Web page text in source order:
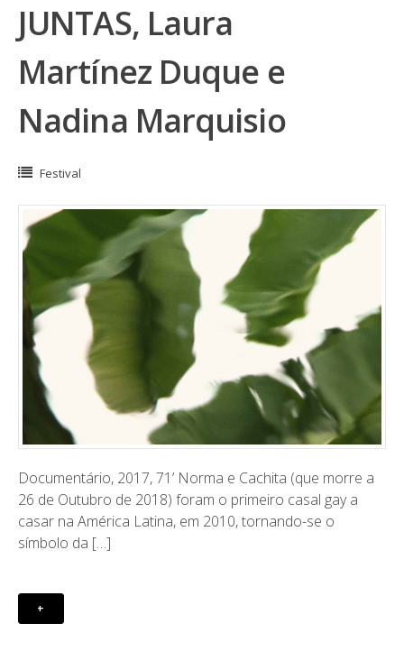
JUNTAS, Laura
Martínez Duque e
Nadina Marquisio
Festival
Documentário, 2017, 71’ Norma e Cachita (que morre a
26 de Outubro de 2018) foram o primeiro casal gay a
casar na América Latina, em 2010, tornando-se o
símbolo da […]
+